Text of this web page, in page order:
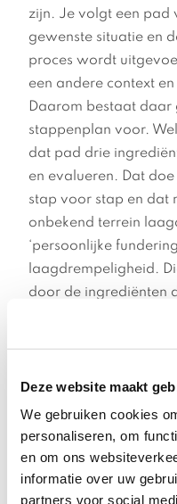
Deze website maakt
We gebruiken cookies
personaliseren, om
en om ons
informatie over uw
partners voor social
zijn. Je volgt een pad
gewenste situatie en
proces wordt
een andere context
Daarom bestaat daar
stappenplan voor.
dat pad drie
en evalueren. Dat
stap voor stap en dat
onbekend terrein
‘persoonlijke
laagdrempeligheid.
door de ingrediënten
De auteur wisselt
praktijkhoofdstukken
organisatie
een nieuw
distributiecentrum.
Durven, kunnen en
Volgens